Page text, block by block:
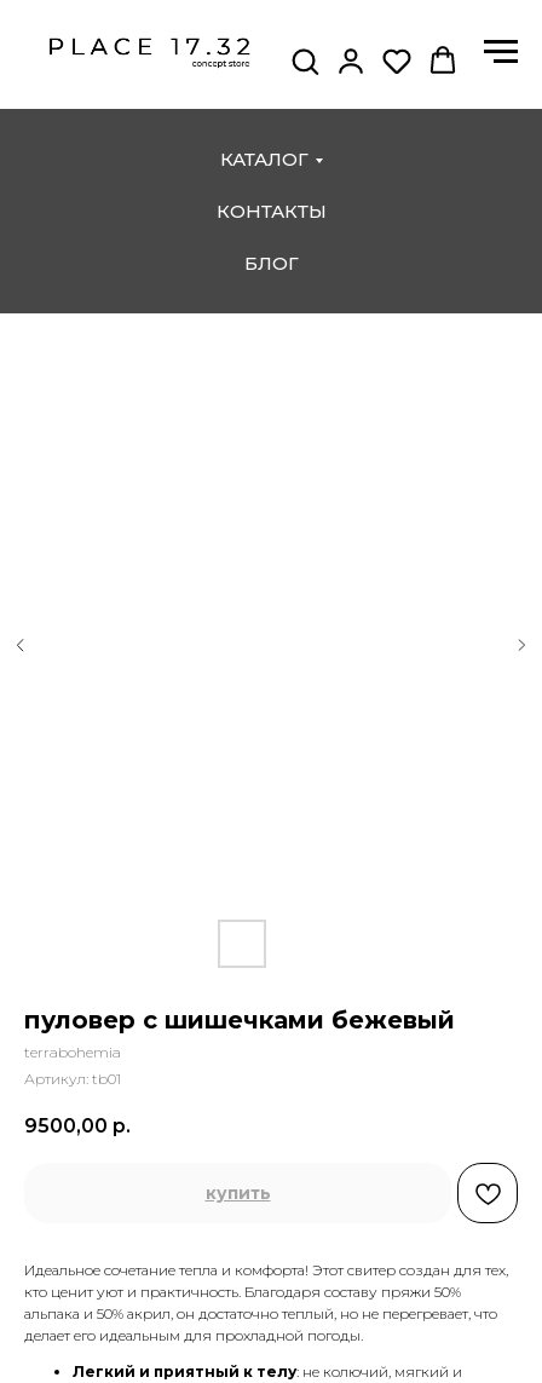
КАТАЛОГ
КОНТАКТЫ
БЛОГ
пуловер с шишечками бежевый
terrabohemia
Артикул: tb01
9500,00 р.
купить
Идеальное сочетание тепла и комфорта! Этот свитер создан для тех,
кто ценит уют и практичность. Благодаря составу пряжи 50%
альпака и 50% акрил, он достаточно теплый, но не перегревает, что
делает его идеальным для прохладной погоды.
Легкий и приятный к телу: не колючий, мягкий и